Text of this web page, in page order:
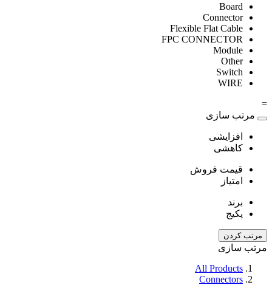
Board
Connector
Flexible Flat Cable
FPC CONNECTOR
Module
Other
Switch
WIRE
=
مرتب سازی
افزایشی
کاهشی
قیمت فروش
امتیاز
برند
پکیج
مرتب کردن
مرتب سازی
All Products
Connectors